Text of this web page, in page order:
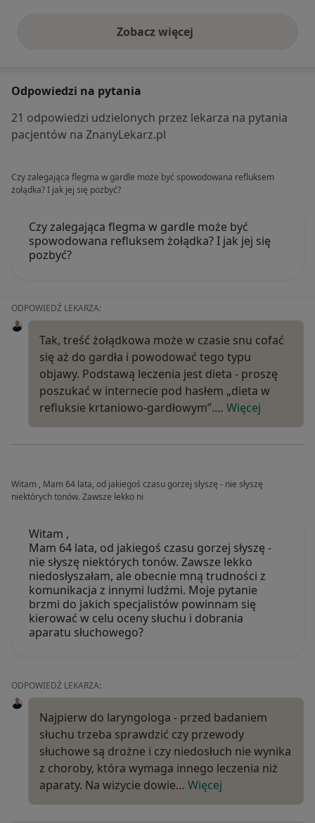
Zobacz więcejopinie powyżej
Odpowiedzi na pytania
21 odpowiedzi udzielonych przez lekarza na pytania
pacjentów na ZnanyLekarz.pl
Czy zalegająca flegma w gardle może być spowodowana refluksem
żołądka? I jak jej się pozbyć?
Czy zalegająca flegma w gardle może być
spowodowana refluksem żołądka? I jak jej się
pozbyć?
ODPOWIEDŹ LEKARZA:
Tak, treść żołądkowa może w czasie snu cofać
się aż do gardła i powodować tego typu
objawy. Podstawą leczenia jest dieta - proszę
poszukać w internecie pod hasłem „dieta w
refluksie krtaniowo-gardłowym”.… Więcej
Witam , Mam 64 lata, od jakiegoś czasu gorzej słyszę - nie słyszę
niektórych tonów. Zawsze lekko ni
Witam ,
Mam 64 lata, od jakiegoś czasu gorzej słyszę -
nie słyszę niektórych tonów. Zawsze lekko
niedosłyszałam, ale obecnie mną trudności z
komunikacja z innymi ludźmi. Moje pytanie
brzmi do jakich specjalistów powinnam się
kierować w celu oceny słuchu i dobrania
aparatu słuchowego?
ODPOWIEDŹ LEKARZA:
Najpierw do laryngologa - przed badaniem
słuchu trzeba sprawdzić czy przewody
słuchowe są drożne i czy niedosłuch nie wynika
z choroby, która wymaga innego leczenia niż
aparaty. Na wizycie dowie… Więcej